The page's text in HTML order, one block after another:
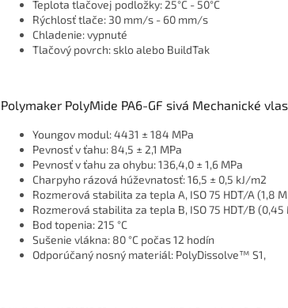
Teplota tlačovej podložky: 25°C - 50°C
Rýchlosť tlače: 30 mm/s - 60 mm/s
Chladenie: vypnuté
Tlačový povrch: sklo alebo BuildTak
Polymaker PolyMide PA6-GF sivá Mechanické
Youngov modul: 4431 ± 184 MPa
Pevnosť v ťahu: 84,5 ± 2,1 MPa
Pevnosť v ťahu za ohybu: 136,4,0 ± 1,6 MPa
Charpyho rázová húževnatosť: 16,5 ± 0,5 kJ/m2
Rozmerová stabilita za tepla A, ISO 75 HDT/A (1,8
Rozmerová stabilita za tepla B, ISO 75 HDT/B (0,45
Bod topenia: 215 °C
Sušenie vlákna: 80 °C počas 12 hodín
Odporúčaný nosný materiál: PolyDissolve™ S1,